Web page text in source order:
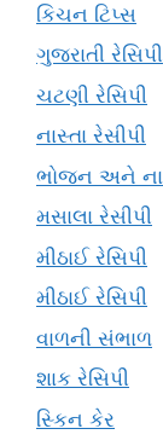
કિચન ટિપ્સ
ગુજરાતી રેસિપી
ચટણી રેસિપી
નાસ્તા રેસીપી
ભોજન અને
મસાલા રેસીપી
મીઠાઈ રેસિપી
મીઠાઈ રેસિપી
વાળની સંભાળ
શાક રેસિપી
સ્કિન કેર